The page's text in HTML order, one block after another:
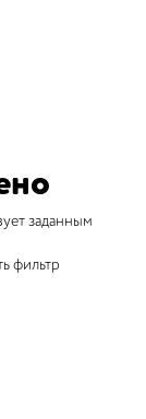
заданным
фильтр